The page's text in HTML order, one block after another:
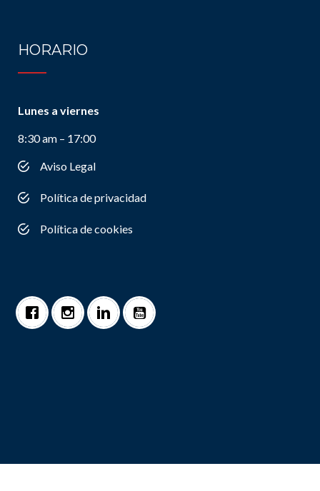
HORARIO
Lunes a viernes
8:30 am – 17:00
Aviso Legal
Política de privacidad
Política de cookies